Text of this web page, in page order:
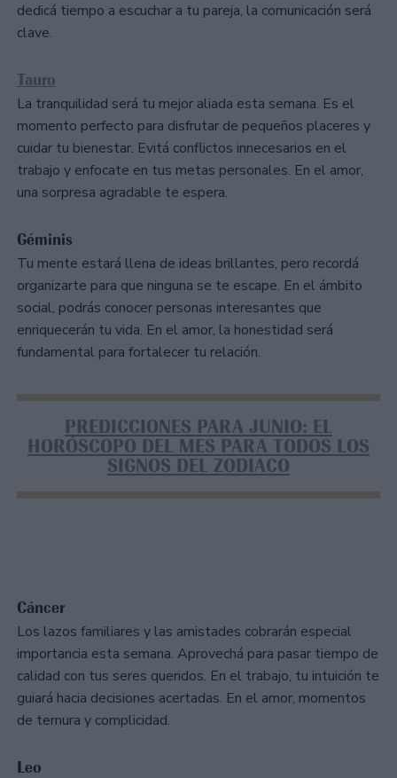
dedicá tiempo a escuchar a tu pareja, la comunicación será
clave.
Tauro
La tranquilidad será tu mejor aliada esta semana. Es el
momento perfecto para disfrutar de pequeños placeres y
cuidar tu bienestar. Evitá conflictos innecesarios en el
trabajo y enfocate en tus metas personales. En el amor,
una sorpresa agradable te espera.
Géminis
Tu mente estará llena de ideas brillantes, pero recordá
organizarte para que ninguna se te escape. En el ámbito
social, podrás conocer personas interesantes que
enriquecerán tu vida. En el amor, la honestidad será
fundamental para fortalecer tu relación.
PREDICCIONES PARA JUNIO: EL
HORÓSCOPO DEL MES PARA TODOS LOS
SIGNOS DEL ZODIACO
Cáncer
Los lazos familiares y las amistades cobrarán especial
importancia esta semana. Aprovechá para pasar tiempo de
calidad con tus seres queridos. En el trabajo, tu intuición te
guiará hacia decisiones acertadas. En el amor, momentos
de ternura y complicidad.
Leo